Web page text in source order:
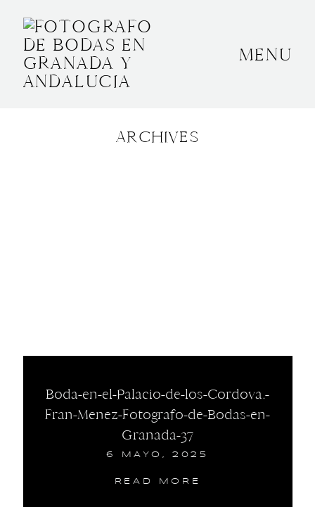
MENU
ARCHIVES
Boda-en-el-Palacio-de-los-Cordova.-
Fran-Menez-Fotografo-de-Bodas-en-
Granada-37
6 MAYO, 2025
READ MORE
BODAS